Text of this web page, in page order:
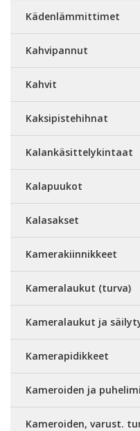
Kädenlämmittimet
Kahvipannut
Kahvit
Kaksipistehihnat
Kalankäsittelykintaat
Kalapuukot
Kalasakset
Kamerakiinnikkeet
Kameralaukut (turva)
Kameralaukut ja
Kamerapidikkeet
Kameroiden ja
Kameroiden, varust.